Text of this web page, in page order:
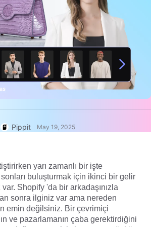
Düzenle
Resimleri
ürün fotoğraflarını
toplu olarak
oluşturun.
Avatarları ve
Sesleri
Analiz
Çözümü
Afişi Fikirleri
Ürün
Türü
Üretilen
İpuçları
Reklamcılık
Pippit May 19, 2025
yarı zamanlı bir işte
sonları buluşturmak için ikinci bir gelir
var. Shopify 'da bir arkadaşınızla
sonra ilginiz var ama nereden
emin değilsiniz. Bir çevrimiçi
ve pazarlamanın çaba gerektirdiğini